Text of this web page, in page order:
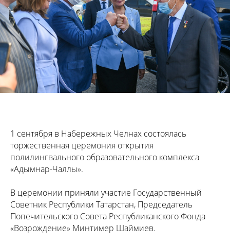
1 сентября в Набережных Челнах состоялась
торжественная церемония открытия
полилингвального образовательного комплекса
«Адымнар-Чаллы».
В церемонии приняли участие Государственный
Советник Республики Татарстан, Председатель
Попечительского Совета Республиканского Фонда
«Возрождение» Минтимер Шаймиев.